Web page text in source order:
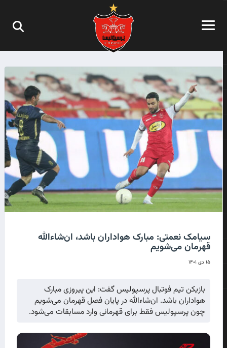
سیامک نعمتی: مبارک هواداران باشد، ان‌شاء‌الله
قهرمان می‌شویم
۱۵ دی ۱۴۰۱
بازیکن تیم فوتبال پرسپولیس گفت: این پیروزی مبارک
هواداران باشد. ان‌شاءالله در پایان فصل قهرمان می‌شویم
چون پرسپولیس فقط برای قهرمانی وارد مسابقات می‌شود.